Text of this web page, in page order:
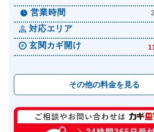
営業時間
対応エリア
玄関カギ開け
その他の料金を見る
玄関カギ修理